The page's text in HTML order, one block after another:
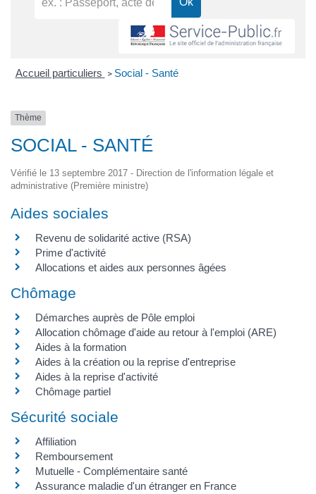
Accueil particuliers > Social - Santé
Thème
SOCIAL - SANTÉ
Vérifié le 13 septembre 2017 - Direction de l'information légale et
administrative (Première ministre)
Aides sociales
Revenu de solidarité active (RSA)
Prime d'activité
Allocations et aides aux personnes âgées
Chômage
Démarches auprès de Pôle emploi
Allocation chômage d'aide au retour à l'emploi (ARE)
Aides à la formation
Aides à la création ou la reprise d'entreprise
Aides à la reprise d'activité
Chômage partiel
Sécurité sociale
Affiliation
Remboursement
Mutuelle - Complémentaire santé
Assurance maladie d'un étranger en France